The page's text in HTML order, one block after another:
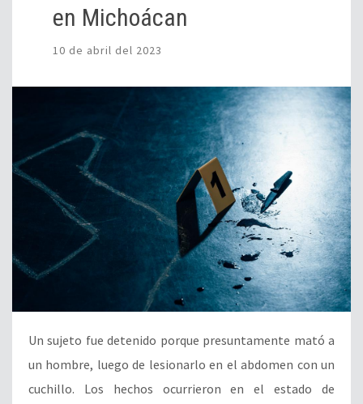
en Michoácan
10 de abril del 2023
Un sujeto fue detenido porque presuntamente mató a
un hombre, luego de lesionarlo en el abdomen con un
cuchillo. Los hechos ocurrieron en el estado de